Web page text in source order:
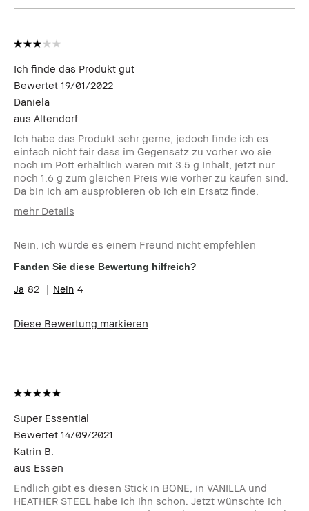
Ich finde das Produkt gut
Bewertet 19/01/2022
Daniela
aus Altendorf
Ich habe das Produkt sehr gerne, jedoch finde ich es
einfach nicht fair dass im Gegensatz zu vorher wo sie
noch im Pott erhältlich waren mit 3.5 g Inhalt, jetzt nur
noch 1.6 g zum gleichen Preis wie vorher zu kaufen sind.
Da bin ich am ausprobieren ob ich ein Ersatz finde.
mehr Details
Hauttyp
Trocken
Hautton
Hell - Mittel
Hautbedürfnis(se)
Nein, ich würde es einem Freund nicht empfehlen
Fanden Sie diese Bewertung hilfreich?
82 4
Diese Bewertung markieren
Super Essential
Bewertet 14/09/2021
Katrin B.
aus Essen
Endlich gibt es diesen Stick in BONE, in VANILLA und
HEATHER STEEL habe ich ihn schon. Jetzt wünschte ich